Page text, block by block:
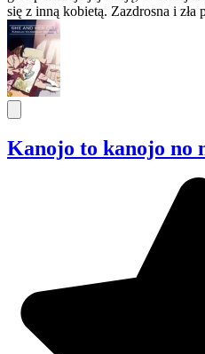
się z inną kobietą. Zazdrosna i zła
Kanojo to kanojo no